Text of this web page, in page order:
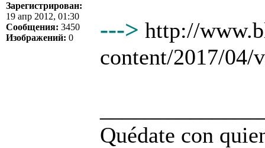
Зарегистрирован:
19 апр 2012, 01:30
Сообщения: 3450
Изображений: 0 ---> http://
content/2017/04/
Quédate con